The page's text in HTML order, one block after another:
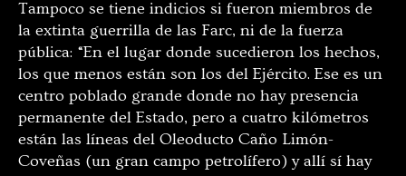
Tampoco se tiene indicios si fueron miembros de
la extinta guerrilla de las Farc, ni de la fuerza
pública: “En el lugar donde sucedieron los hechos,
los que menos están son los del Ejército. Ese es un
centro poblado grande donde no hay presencia
permanente del Estado, pero a cuatro kilómetros
están las líneas del Oleoducto Caño Limón-
Coveñas (un gran campo petrolífero) y allí sí hay